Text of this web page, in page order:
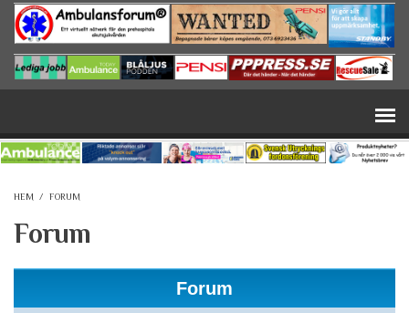
Hoppa till huvudinnehåll
HEM / FORUM
Forum